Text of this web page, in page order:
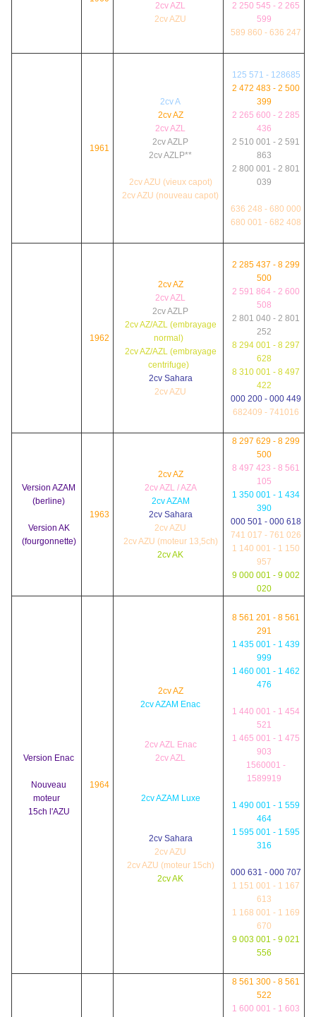
2cv AZL
2cv AZU
2 250 545 - 2 265
599
589 860 - 636 247
1961
2cv A
2cv AZ
2cv AZL
2cv AZLP
2cv AZLP**
2cv AZU (vieux capot)
2cv AZU (nouveau capot)
125 571 - 128685
2 472 483 - 2 500
399
2 265 600 - 2 285
436
2 510 001 - 2 591
863
2 800 001 - 2 801
039
636 248 - 680 000
680 001 - 682 408
1962
2cv AZ
2cv AZL
2cv AZLP
2cv AZ/AZL (embrayage
normal)
2cv AZ/AZL (embrayage
centrifuge)
2cv Sahara
2cv AZU
2 285 437 - 8 299
500
2 591 864 - 2 600
508
2 801 040 - 2 801
252
8 294 001 - 8 297
628
8 310 001 - 8 497
422
000 200 - 000 449
682409 - 741016
Version AZAM
(berline)
Version AK
(fourgonnette)
1963
2cv AZ
2cv AZL / AZA
2cv AZAM
2cv Sahara
2cv AZU
2cv AZU (moteur 13,5ch)
2cv AK
8 297 629 - 8 299
500
8 497 423 - 8 561
105
1 350 001 - 1 434
390
000 501 - 000 618
741 017 - 761 026
1 140 001 - 1 150
957
9 000 001 - 9 002
020
Version Enac
Nouveau
moteur
15ch l'AZU
1964
2cv AZ
2cv AZAM Enac
2cv AZL Enac
2cv AZL
2cv AZAM Luxe
2cv Sahara
2cv AZU
2cv AZU (moteur 15ch)
2cv AK
8 561 201 - 8 561
291
1 435 001 - 1 439
999
1 460 001 - 1 462
476
1 440 001 - 1 454
521
1 465 001 - 1 475
903
1560001 -
1589919
1 490 001 - 1 559
464
1 595 001 - 1 595
316
000 631 - 000 707
1 151 001 - 1 167
613
1 168 001 - 1 169
670
9 003 001 - 9 021
556
8 561 300 - 8 561
522
1 600 001 - 1 603